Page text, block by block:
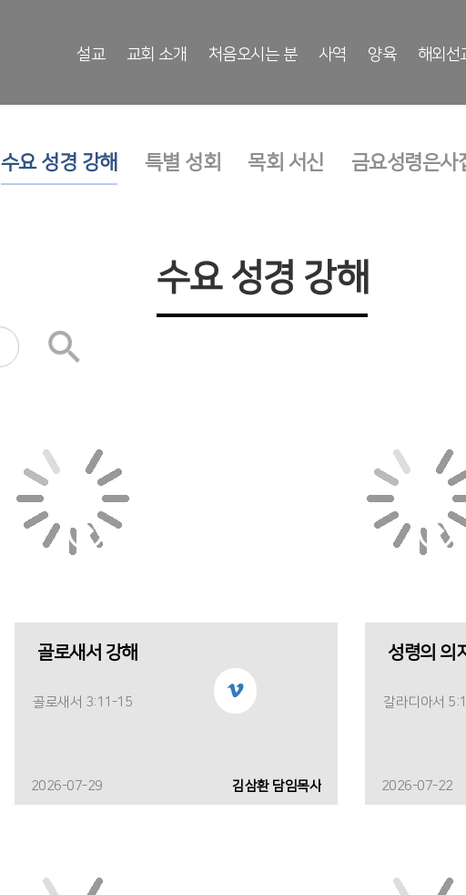
설교 교회 소개 처음오시는 분 사역 양육 해외선
수요 성경 강해 특별 성회 목회 서신 금요성령은사
수요 성경 강해
골로새서 강해
골로새서 3:11-15
2026-07-29 김삼환 담임목사
성령의 의
갈라디아서
2026-07-22